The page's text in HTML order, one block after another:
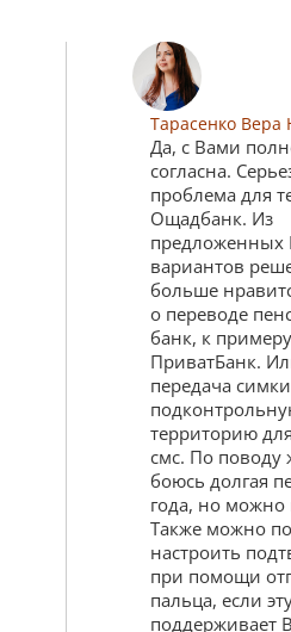
Тарасенко
Да, с Вами
согласна.
проблема для
Ощадбанк. Из
предложенных
вариантов
больше
о переводе
банк, к
ПриватБанк.
передача
территорию
смс. По поводу
боюсь долгая
года, но можно
Также можно
настроить
при помощи
пальца, если
поддерживает